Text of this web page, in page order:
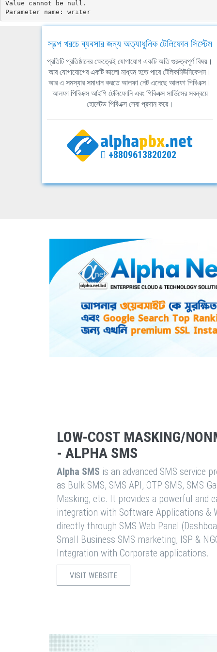
Value cannot be null.
Parameter name: writer
স্বল্প খরচে ব্যবসার জন্য অত্যাধুনিক টেলিফোন সিস্টেম
প্রতিটি প্রতিষ্ঠানের ক্ষেত্রেই যোগাযোগ একটি অতি গুরুত্বপূর্ণ বিষয়।
আর যোগাযোগের একটি ভালো মাধ্যম হতে পারে টেলিকমিউনিকেশন।
আর এ সমস্যার সমাধান করতে আলফা নেট এনেছে আলফা পিবিএক্স।
আলফা পিবিএক্স আইপি টেলিফোনি এবং পিবিএক্স সার্ভিসের সবন্বয়ে
হোস্টেড পিবিএক্স সেবা প্রদান করে।
+8809613820202
LOW-COST MASKING/
- ALPHA SMS
Alpha SMS is an advanced SMS service
as Bulk SMS, SMS API, OTP SMS, SMS
Masking, etc. It provides a powerful and
integration with Software Applications &
directly through SMS Web Panel
Small Business SMS marketing, ISP &
Integration with Corporate applications.
VISIT WEBSITE